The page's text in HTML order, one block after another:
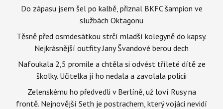
Do zápasu jsem šel po kalbě, přiznal BKFC šampion ve
službách Oktagonu
Těsně před osmdesátkou strčí mladší kolegyně do kapsy.
Nejkrásnější outfity Jany Švandové berou dech
Nafoukala 2,5 promile a chtěla si odvést tříleté dítě ze
školky. Učitelka jí ho nedala a zavolala policii
Zelenskému ho předvedli v Berlíně, už loví Rusy na
frontě. Nejnovější Seth je postrachem, který vojáci nevidí